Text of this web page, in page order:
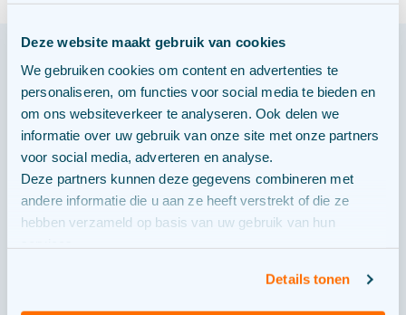
Deze website maakt gebruik van cookies
We gebruiken cookies om content en advertenties te
personaliseren, om functies voor social media te bieden en
om ons websiteverkeer te analyseren. Ook delen we
informatie over uw gebruik van onze site met onze partners
voor social media, adverteren en analyse.
Deze partners kunnen deze gegevens combineren met
andere informatie die u aan ze heeft verstrekt of die ze
hebben verzameld op basis van uw gebruik van hun
Details tonen
ONS PROCES
Waar zijn we nu?